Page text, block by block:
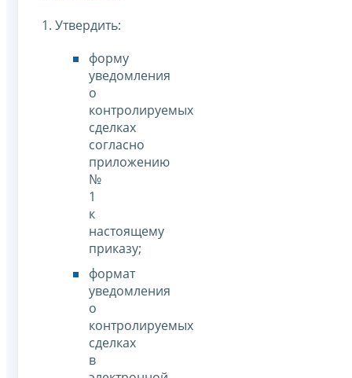
1. Утвердить:
форму
уведомления
о
контролируемых
сделках
согласно
приложению
№
1
к
настоящему
приказу;
формат
уведомления
о
контролируемых
сделках
в